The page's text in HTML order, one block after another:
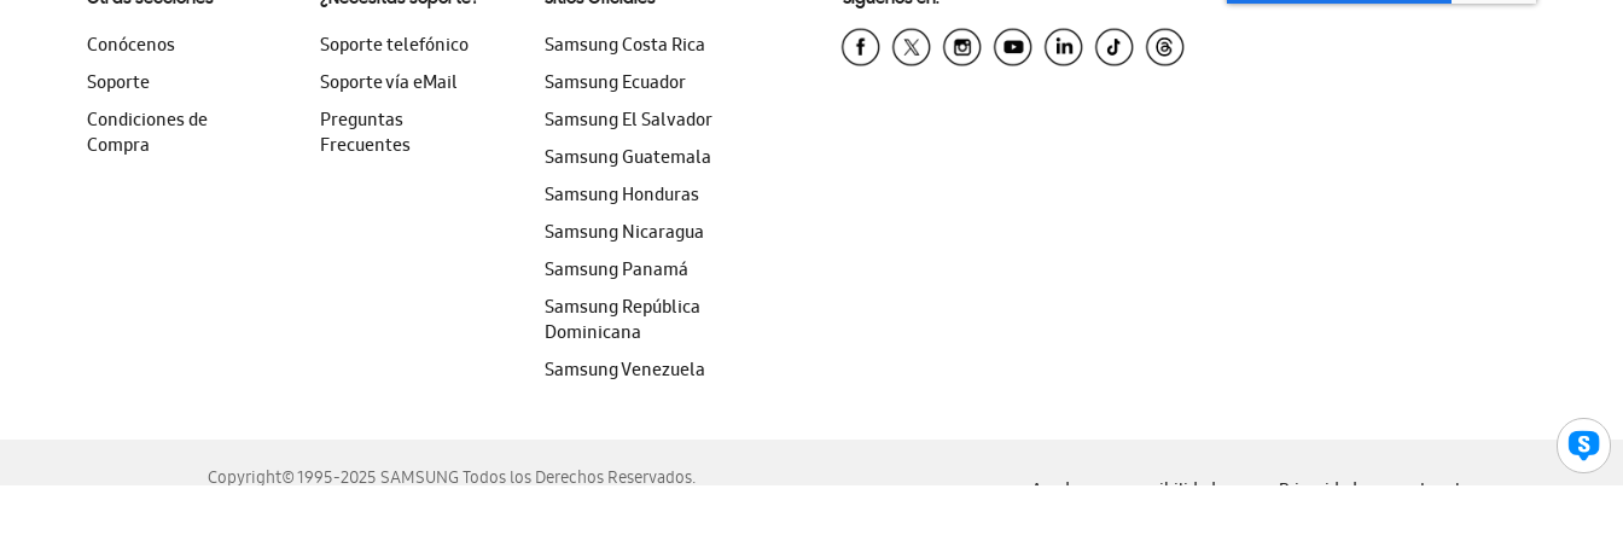
Conócenos
Soporte
Condiciones de
Compra
Soporte telefónico
Soporte vía eMail
Preguntas
Frecuentes
Samsung Costa Rica
Samsung Ecuador
Samsung El Salvador
Samsung Guatemala
Samsung Honduras
Samsung Nicaragua
Samsung Panamá
Samsung República
Dominicana
Samsung Venezuela
Copyright© 1995-2025 SAMSUNG Todos los Derechos Reservados.
Ayuda para accesibilidad Privacidad Legal